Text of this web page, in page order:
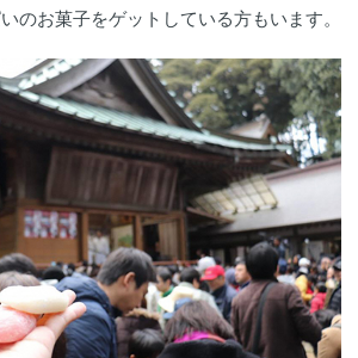
のお菓子をゲットしている方もいます。